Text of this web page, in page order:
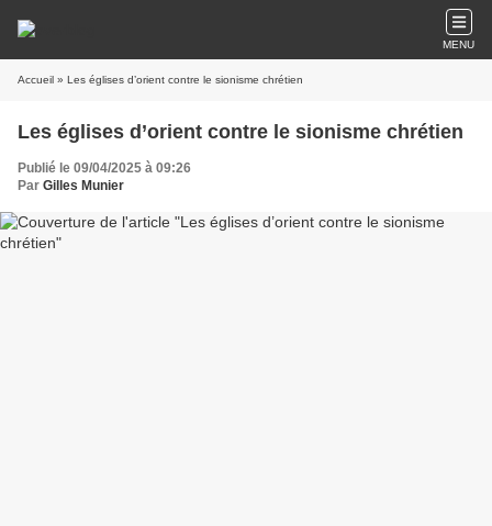
MENU
Accueil » Les églises d’orient contre le sionisme chrétien
Les églises d’orient contre le sionisme chrétien
Publié le 09/04/2025 à 09:26
Par Gilles Munier